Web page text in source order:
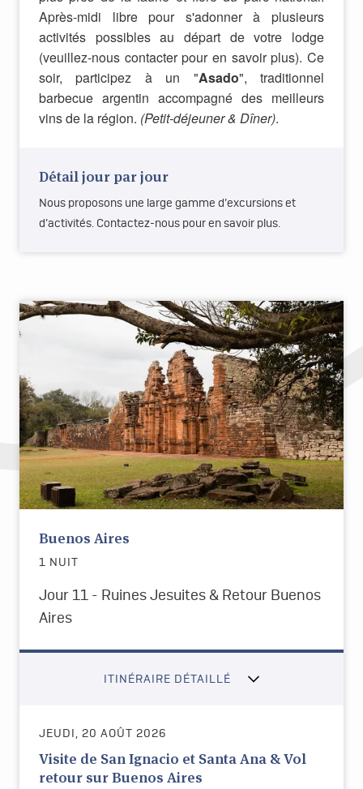
Après-midi libre pour s'adonner à plusieurs
activités possibles au départ de votre lodge
(veuillez-nous contacter pour en savoir plus). Ce
soir, participez à un "Asado", traditionnel
barbecue argentin accompagné des meilleurs
vins de la région. (Petit-déjeuner & Dîner).
Détail jour par jour
Nous proposons une large gamme d’excursions et
d’activités. Contactez-nous pour en savoir plus.
Buenos Aires
1 NUIT
Jour 11 - Ruines Jesuites & Retour Buenos
Aires
ITINÉRAIRE DÉTAILLÉ
JEUDI, 20 AOÛT 2026
Visite de San Ignacio et Santa Ana & Vol
retour sur Buenos Aires